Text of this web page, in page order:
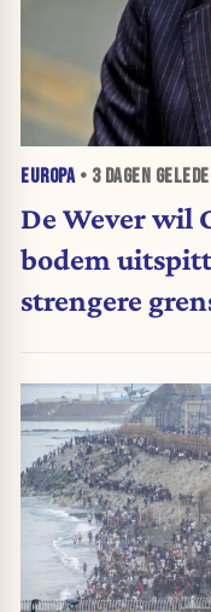
EUROPA• 3 DAGEN
De Wever wil
bodem
strengere